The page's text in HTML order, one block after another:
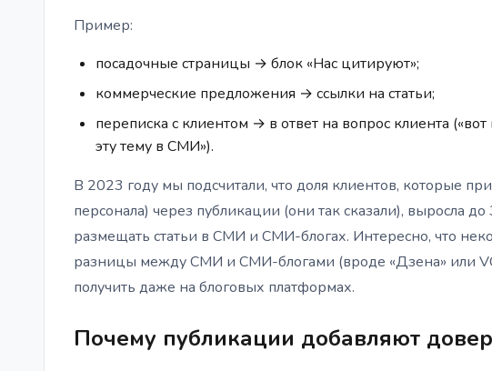
Пример:
посадочные страницы → блок «Нас цитируют»;
коммерческие предложения → ссылки на статьи;
переписка с клиентом → в ответ на вопрос клиента
эту тему в СМИ»).
В 2023 году мы подсчитали, что доля клиентов, которые
персонала) через публикации (они так сказали), выросла
размещать статьи в СМИ и СМИ-блогах. Интересно, что
разницы между СМИ и СМИ-блогами (вроде «Дзена» или
получить даже на блоговых платформах.
Почему публикации добавляют